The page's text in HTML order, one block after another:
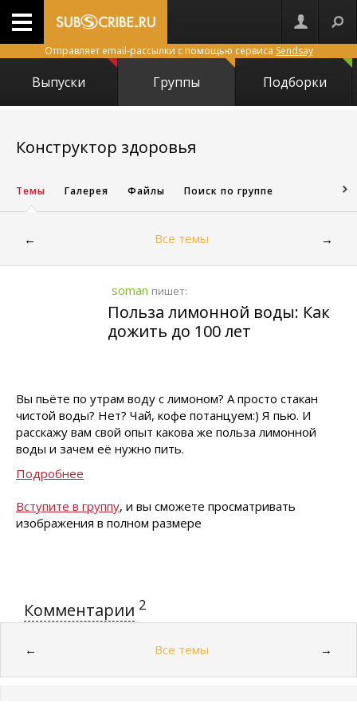
Отправляет email-рассылки с помощью сервиса Sendsay
Выпуски Группы Подборки
Конструктор здоровья
Темы Галерея Файлы Поиск по группе
← Все темы →
soman пишет:
Польза лимонной воды: Как
дожить до 100 лет
Вы пьёте по утрам воду с лимоном? А просто стакан
чистой воды? Нет? Чай, кофе потанцуем:) Я пью. И
расскажу вам свой опыт какова же польза лимонной
воды и зачем её нужно пить.
Подробнее
Вступите в группу, и вы сможете просматривать
изображения в полном размере
Комментарии 2
← Все темы →